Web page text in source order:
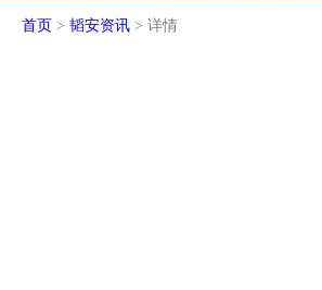
首页 > 韬安资讯 > 详情